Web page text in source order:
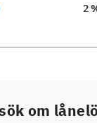
2
om